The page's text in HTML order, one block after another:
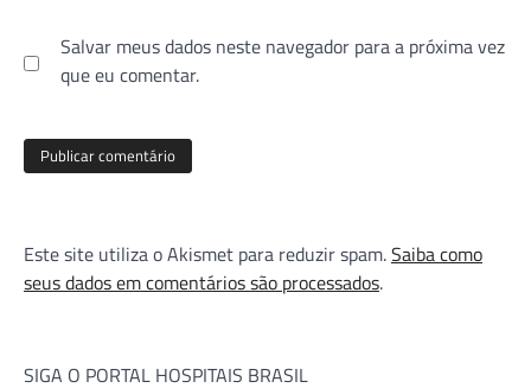
Salvar meus dados neste navegador para a próxima vez
que eu comentar.
Este site utiliza o Akismet para reduzir spam.Saiba como
seus dados em comentários são processados.
SIGA O PORTAL HOSPITAIS BRASIL